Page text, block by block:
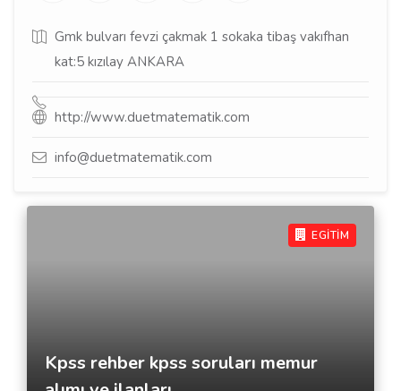
Gmk bulvarı fevzi çakmak 1 sokaka tibaş vakıfhan
kat:5 kızılay ANKARA
http://www.duetmatematik.com
info@duetmatematik.com
EGİTİM
Kpss rehber kpss soruları memur